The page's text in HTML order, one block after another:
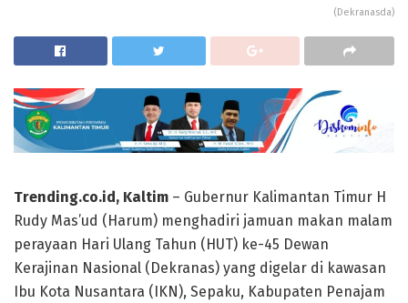
(Dekranasda)
Trending.co.id, Kaltim – Gubernur Kalimantan Timur H
Rudy Mas’ud (Harum) menghadiri jamuan makan malam
perayaan Hari Ulang Tahun (HUT) ke-45 Dewan
Kerajinan Nasional (Dekranas) yang digelar di kawasan
Ibu Kota Nusantara (IKN), Sepaku, Kabupaten Penajam